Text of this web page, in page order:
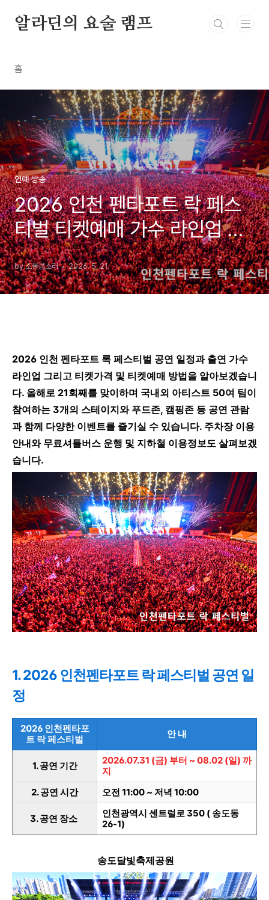
알라딘의 요술 램프
홈
연예 방송
2026 인천 펜타포트 락 페스
티벌 티켓예매 가수 라인업 및
주차장 안내
by 소울음소리 2026. 5. 21.
2026 인천 펜타포트 록 페스티벌 공연 일정과 출연 가수
라인업 그리고 티켓가격 및 티켓예매 방법을 알아보겠습니
다. 올해로 21회째를 맞이하며 국내외 아티스트 50여 팀이
참여하는 3개의 스테이지와 푸드존, 캠핑존 등 공연 관람
과 함께 다양한 이벤트를 즐기실 수 있습니다. 주차장 이용
안내와 무료셔틀버스 운행 및 지하철 이용정보도 살펴보겠
습니다.
1. 2026 인천펜타포트 락 페스티벌 공연 일
정
2026 인천펜타포
트 락 페스티벌
안 내
1. 공연 기간
2026.07.31 (금) 부터 ~ 08.02 (일) 까
지
2. 공연 시간
오전 11:00 ~ 저녁 10:00
3. 공연 장소
인천광역시 센트럴로 350 ( 송도동
26-1)
송도달빛축제공원